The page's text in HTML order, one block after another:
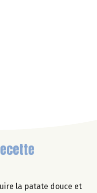
la patate douce et